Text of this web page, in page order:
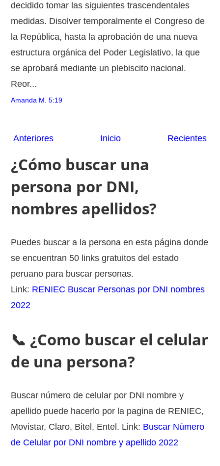
decidido tomar las siguientes trascendentales
medidas. Disolver temporalmente el Congreso de
la República, hasta la aprobación de una nueva
estructura orgánica del Poder Legislativo, la que
se aprobará mediante un plebiscito nacional.
Reor...
Amanda M. 5:19
Recientes
Anteriores Inicio
¿Cómo buscar una
persona por DNI,
nombres apellidos?
Puedes buscar a la persona en esta página donde
se encuentran 50 links gratuitos del estado
peruano para buscar personas.
Link: RENIEC Buscar Personas por DNI nombres
2022
📞 ¿Como buscar el celular
de una persona?
Buscar número de celular por DNI nombre y
apellido puede hacerlo por la pagina de RENIEC,
Movistar, Claro, Bitel, Entel. Link: Buscar Número
de Celular por DNI nombre y apellido 2022